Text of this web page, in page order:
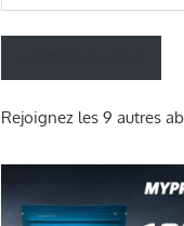
e-
mail
Rejoignez les 9 autres